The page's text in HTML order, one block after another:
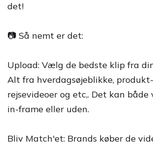
det!
📷 Så nemt er det:
Upload: Vælg de bedste klip fra
Alt fra hverdagsøjeblikke,
rejsevideoer og etc,. Det kan
in-frame eller uden.
Bliv Match'et: Brands køber de